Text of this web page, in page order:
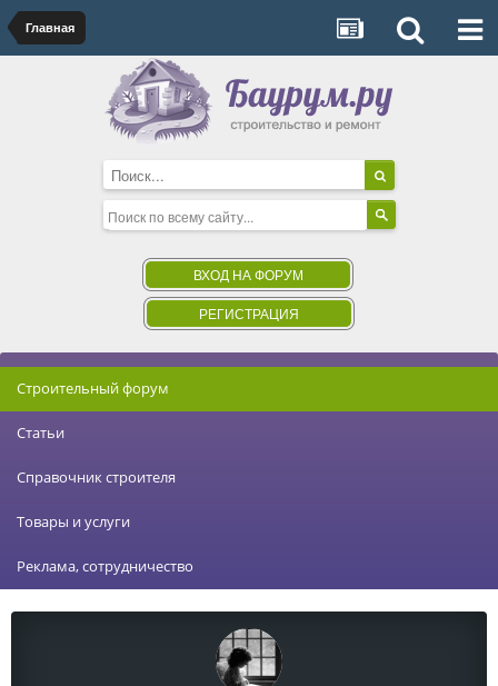
Главная
ВХОД НА ФОРУМ
РЕГИСТРАЦИЯ
Строительный форум
Статьи
Справочник строителя
Товары и услуги
Реклама, сотрудничество